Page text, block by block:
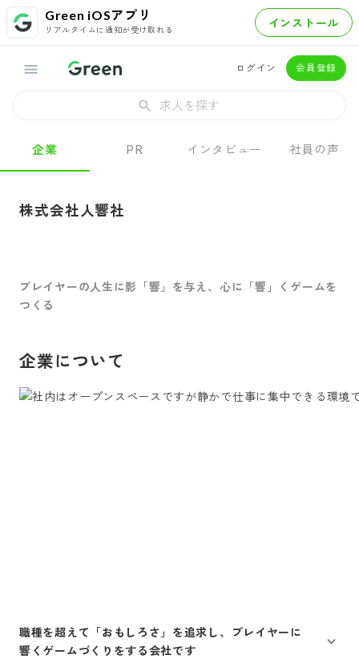
Green iOSアプリ
リアルタイムに通知が受け取れる インストール
ログイン 会員登録
求人を探す
企業 PR インタビュー 社員の声
株式会社人響社
プレイヤーの人生に影「響」を与え、心に「響」くゲームを
つくる
企業について
職種を超えて「おもしろさ」を追求し、プレイヤーに
響くゲームづくりをする会社です